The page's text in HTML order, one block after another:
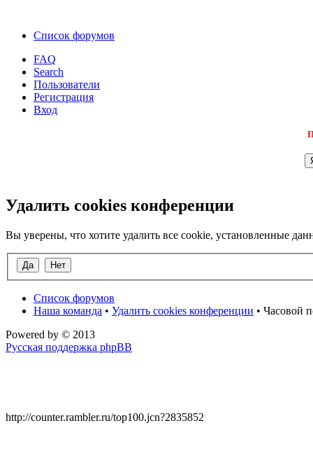
Список форумов
FAQ
Search
Пользователи
Регистрация
Вход
Удалить cookies конференции
Вы уверены, что хотите удалить все cookie, установленные
Список форумов
Наша команда • Удалить cookies конференции • Часовой
Powered by © 2013
Русская поддержка phpBB
http://counter.rambler.ru/top100.jcn?2835852